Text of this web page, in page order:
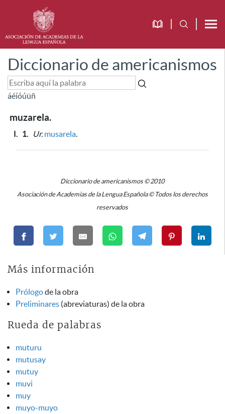
Diccionario de americanismos
áéíóúüñ
muzarela.
I. 1. Ur. musarela.
Diccionario de americanismos © 2010
Asociación de Academias de la Lengua Española © Todos los derechos
reservados
Más información
Prólogode la obra
Preliminares (abreviaturas) de la obra
Rueda de palabras
muturu
mutusay
mutuy
muvi
muy
muyo-muyo